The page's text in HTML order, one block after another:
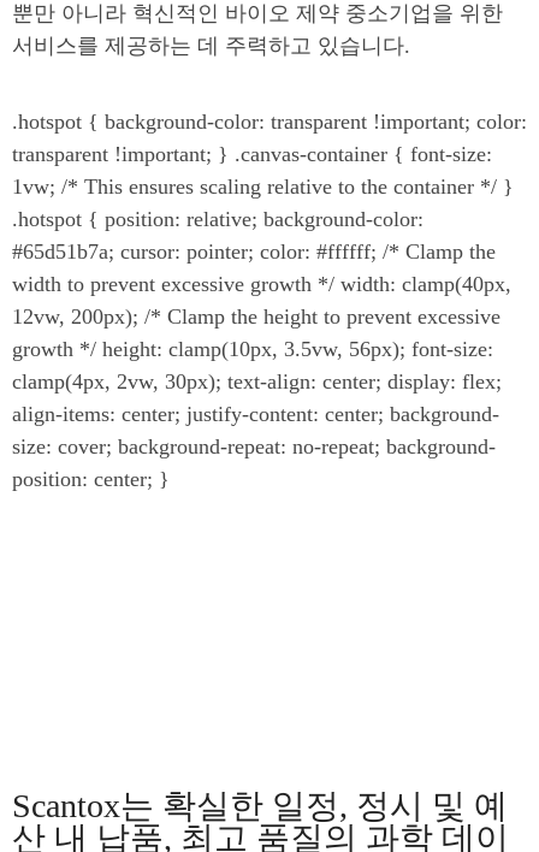
뿐만 아니라 혁신적인 바이오 제약 중소기업을 위한
서비스를 제공하는 데 주력하고 있습니다.
.hotspot { background-color: transparent !important; color:
transparent !important; } .canvas-container { font-size:
1vw; /* This ensures scaling relative to the container */ }
.hotspot { position: relative; background-color:
#65d51b7a; cursor: pointer; color: #ffffff; /* Clamp the
width to prevent excessive growth */ width: clamp(40px,
12vw, 200px); /* Clamp the height to prevent excessive
growth */ height: clamp(10px, 3.5vw, 56px); font-size:
clamp(4px, 2vw, 30px); text-align: center; display: flex;
align-items: center; justify-content: center; background-
size: cover; background-repeat: no-repeat; background-
position: center; }
Scantox는 확실한 일정, 정시 및 예
산 내 납품, 최고 품질의 과학 데이